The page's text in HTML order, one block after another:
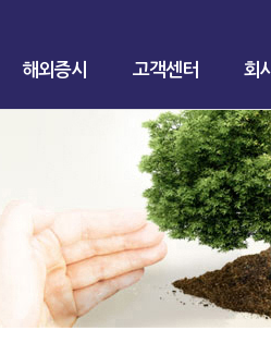
해외증시 고객센터 회